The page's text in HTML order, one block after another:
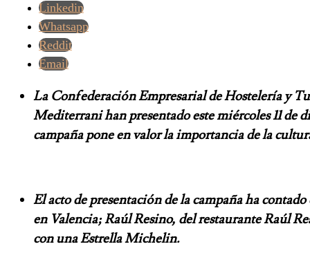
Linkedin
Whatsapp
Reddit
Email
La Confederación Empresarial de Hostelería y
Mediterrani han presentado este miércoles 11
campaña pone en valor la importancia de la
El acto de presentación de la campaña ha
en Valencia; Raúl Resino, del restaurante Raúl
con una Estrella Michelin.